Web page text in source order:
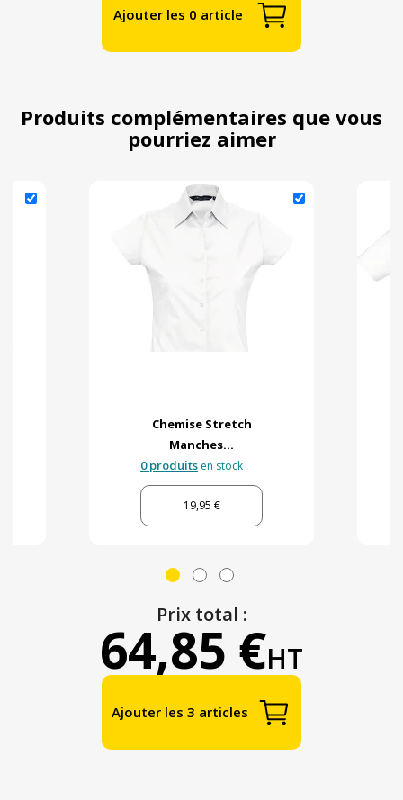
Ajouter les 0 article
Produits complémentaires que vous
pourriez aimer
Chemise Stretch
Manches...
0 produits en stock
19,95 €
Prix total :
64,85 €HT
Ajouter les 3 articles